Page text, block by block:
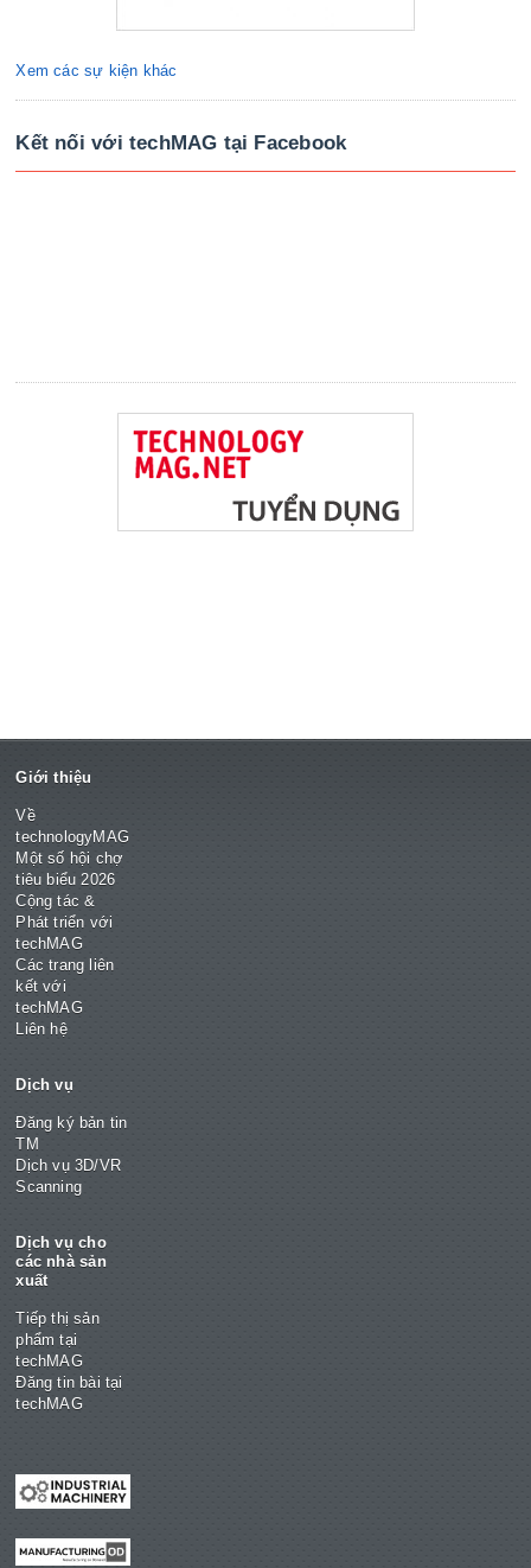
Xem các sự kiện khác
Kết nối với techMAG tại Facebook
Giới thiệu
Về
technologyMAG
Một số hội chợ
tiêu biểu 2026
Cộng tác &
Phát triển với
techMAG
Các trang liên
kết với
techMAG
Liên hệ
Dịch vụ
Đăng ký bản tin
TM
Dịch vụ 3D/VR
Scanning
Dịch vụ cho
các nhà sản
xuất
Tiếp thị sản
phẩm tại
techMAG
Đăng tin bài tại
techMAG